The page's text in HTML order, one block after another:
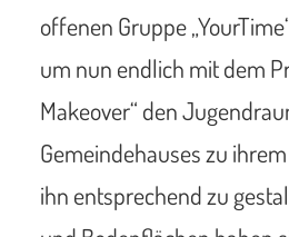
offenen Gruppe
um nun endlich mit dem
Makeover“ den
Gemeindehauses zu
ihn entsprechend zu